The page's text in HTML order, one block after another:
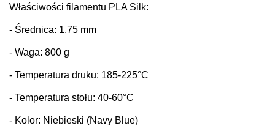
Właściwości fi lamentu PLA Silk:
- Średnica: 1,75 mm
- Waga: 800 g
- Temperatura druku: 185-225°C
- Temperatura stołu: 40-60°C
- Kolor: Niebieski (Navy Blue)